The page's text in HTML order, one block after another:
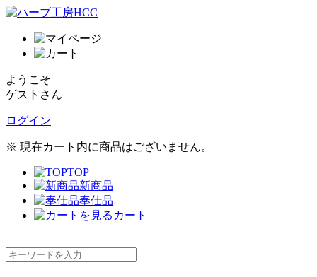
ようこそ
ゲストさん
ログイン
※ 現在カート内に商品はございません。
TOP
新商品
奉仕品
カート